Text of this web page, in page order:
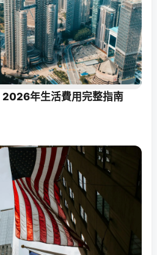
2026年生活費用完整指南